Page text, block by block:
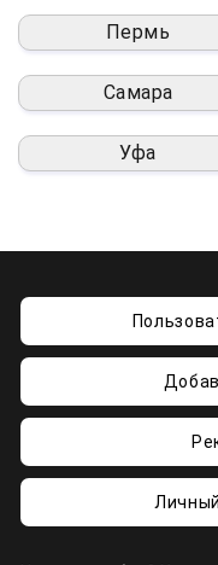
Пермь
Самара
Уфа